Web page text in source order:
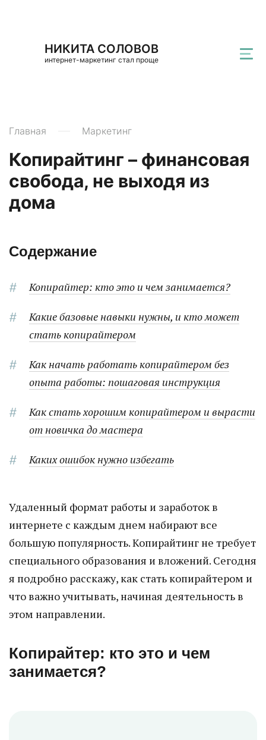
НИКИТА СОЛОВОВ
интернет-маркетинг стал проще
Главная Маркетинг
Копирайтинг – финансовая
свобода, не выходя из
дома
Содержание
Копирайтер: кто это и чем занимается?
Какие базовые навыки нужны, и кто может
стать копирайтером
Как начать работать копирайтером без
опыта работы: пошаговая инструкция
Как стать хорошим копирайтером и вырасти
от новичка до мастера
Каких ошибок нужно избегать
Удаленный формат работы и заработок в
интернете с каждым днем набирают все
большую популярность. Копирайтинг не требует
специального образования и вложений. Сегодня
я подробно расскажу, как стать копирайтером и
что важно учитывать, начиная деятельность в
этом направлении.
Копирайтер: кто это и чем
занимается?